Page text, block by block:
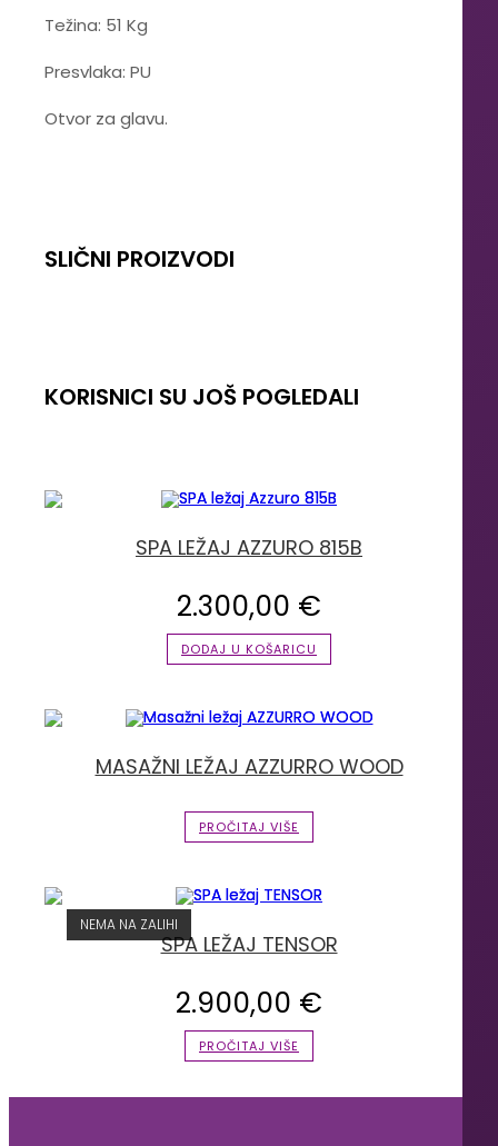
Težina: 51 Kg
Presvlaka: PU
Otvor za glavu.
SLIČNI PROIZVODI
KORISNICI SU JOŠ POGLEDALI
SPA LEŽAJ AZZURO 815B
2.300,00 €
DODAJ U KOŠARICU
MASAŽNI LEŽAJ AZZURRO WOOD
PROČITAJ VIŠE
NEMA NA ZALIHI
SPA LEŽAJ TENSOR
2.900,00 €
PROČITAJ VIŠE